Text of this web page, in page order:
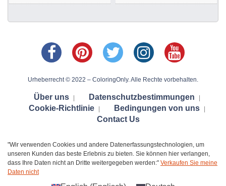
Urheberrecht © 2022 – ColoringOnly. Alle Rechte vorbehalten.
Über uns Datenschutzbestimmungen
Cookie-Richtlinie Bedingungen von uns
Contact Us
"Wir verwenden Cookies und andere Datenerfassungstechnologien, um
unseren Kunden das beste Erlebnis zu bieten. Sie können hier verlangen,
dass Ihre Daten nicht an Dritte weitergegeben werden:" Verkaufen Sie meine
Daten nicht